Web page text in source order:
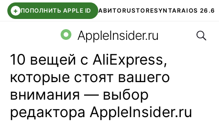
+ ПОПОЛНИТЬ APPLE ID АВИТОRUSTORESYNTARAIOS 26.6
СБЕР КИДС ЧАТ ROBLOXВТБ ОНЛАЙН
AppleInsider.ru
10 вещей с AliExpress,
которые стоят вашего
внимания — выбор
редактора AppleInsider.ru